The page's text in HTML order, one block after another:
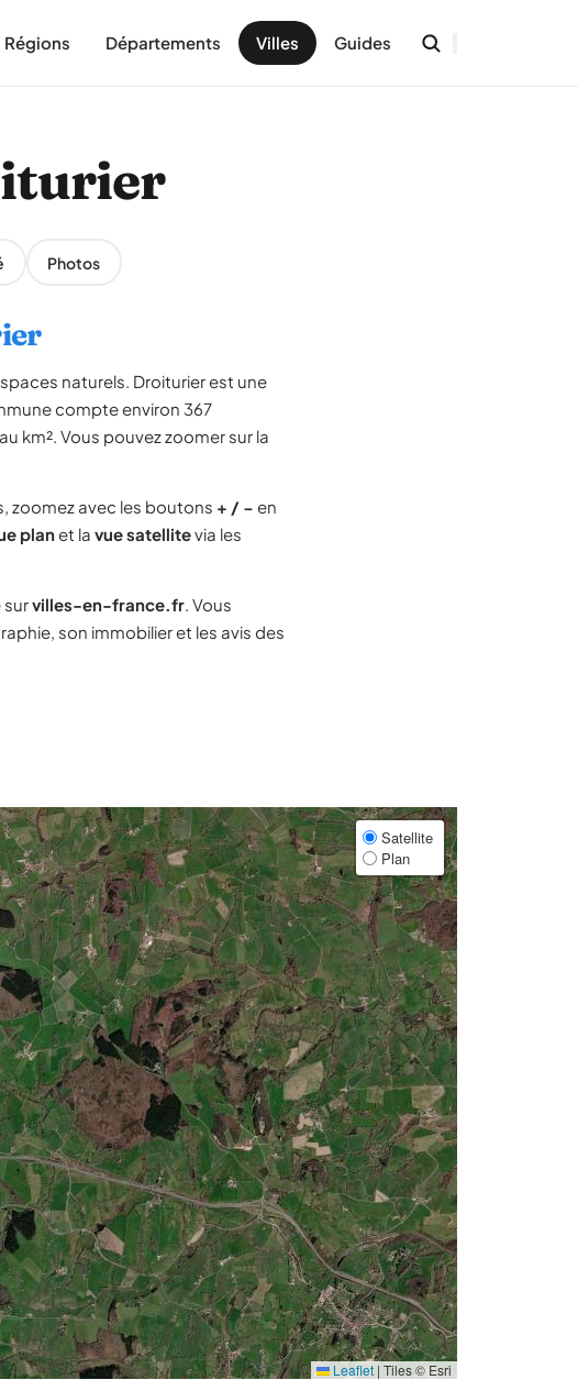
Régions Départements Villes Guides
Photos
naturels. Droiturier est une
compte environ 367
km². Vous pouvez zoomer sur la
zoomez avec les boutons + / − en
planet la vue satellitevia les
survilles-en-france.fr. Vous
son immobilier et les avis des
Satellite
Plan
Leaflet | Tiles © Esri